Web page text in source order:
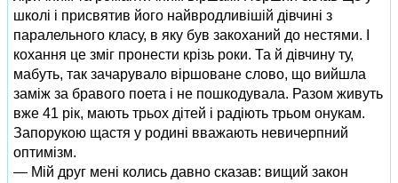
школі і присвятив його найвродливішій дівчині з
паралельного класу, в яку був закоханий до нестями. І
кохання це зміг пронести крізь роки. Та й дівчину ту,
мабуть, так зачарувало віршоване слово, що вийшла
заміж за бравого поета і не пошкодувала. Разом живуть
вже 41 рік, мають трьох дітей і радіють трьом онукам.
Запорукою щастя у родині вважають невичерпний
оптимізм.
— Мій друг мені колись давно сказав: вищий закон